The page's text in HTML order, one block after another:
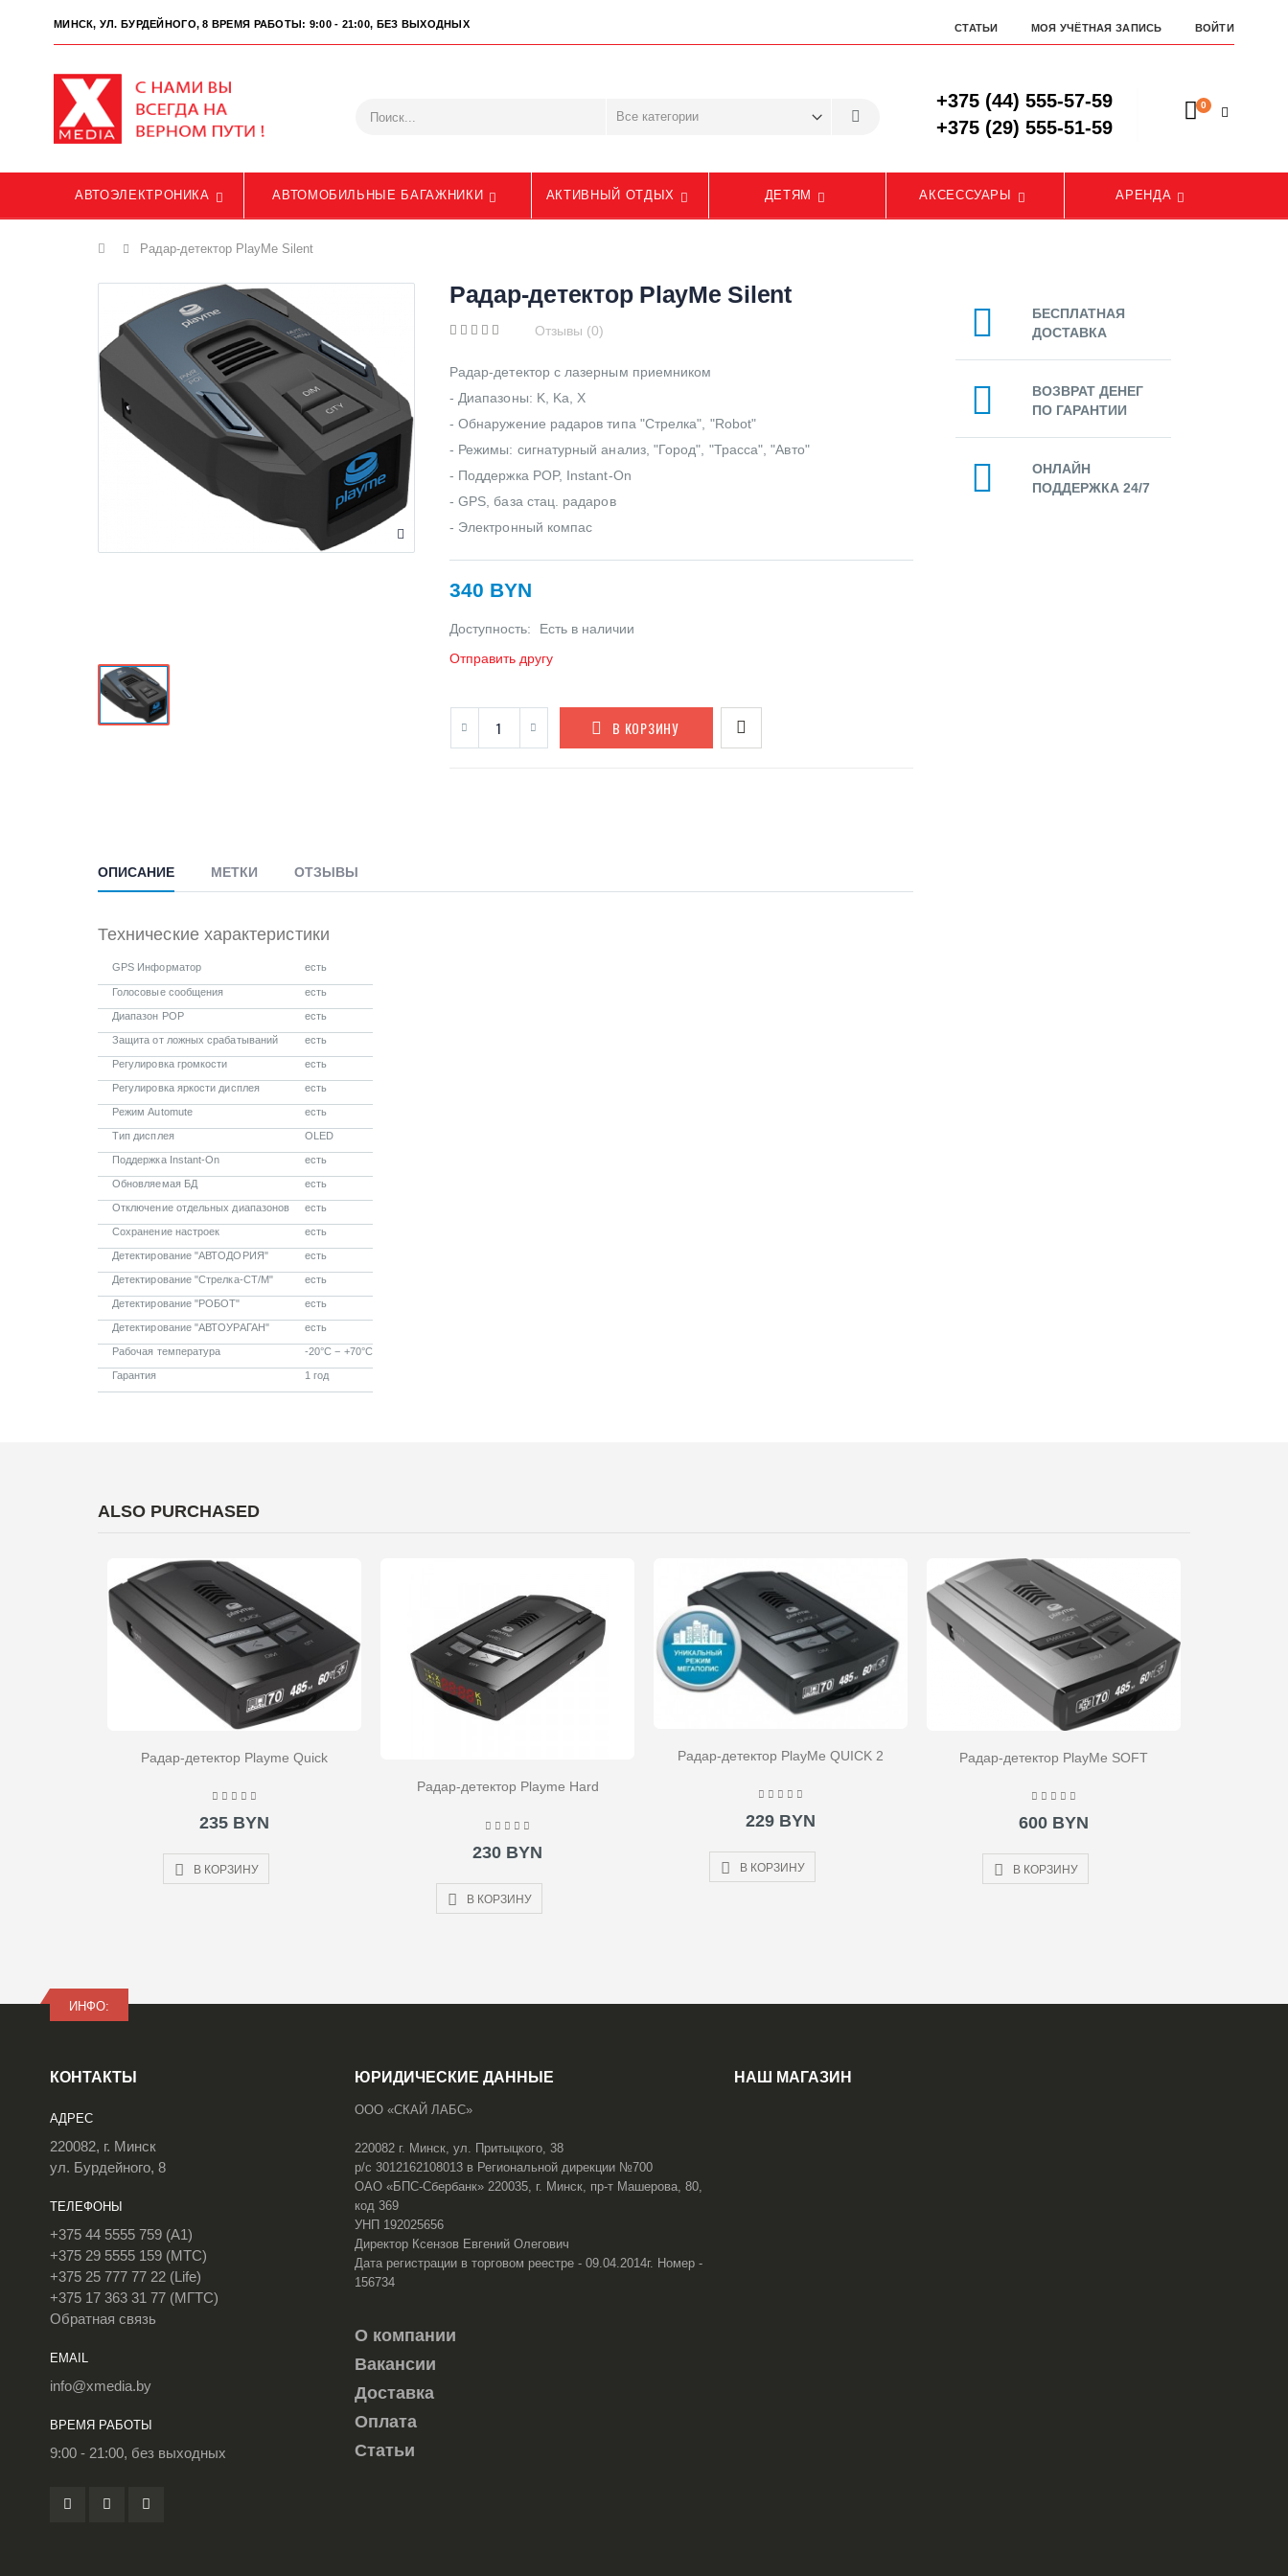
МИНСК, УЛ. БУРДЕЙНОГО, 8 ВРЕМЯ РАБОТЫ: 9:00 - 21:00, БЕЗ ВЫХОДНЫХ СТАТЬИ МОЯ УЧЁТНАЯ ЗАПИСЬ ВОЙТИ
+375 (44) 555-57-59
+375 (29) 555-51-59
0
АВТОЭЛЕКТРОНИКА АВТОМОБИЛЬНЫЕ БАГАЖНИКИ АКТИВНЫЙ ОТДЫХ ДЕТЯМ АКСЕССУАРЫ АРЕНДА
Главная
Радар-детектор PlayMe Silent
Радар-детектор PlayMe Silent
Отзывы (0)
Радар-детектор с лазерным приемником
- Диапазоны: K, Ka, X
- Обнаружение радаров типа "Стрелка", "Robot"
- Режимы: сигнатурный анализ, "Город", "Трасса", "Авто"
- Поддержка POP, Instant-On
- GPS, база стац. радаров
- Электронный компас
340 BYN
Доступность:
Есть в наличии
Отправить другу
В КОРЗИНУ
ОПИСАНИЕ МЕТКИ ОТЗЫВЫ
Технические характеристики
GPS Информатор есть
Голосовые сообщения есть
Диапазон POP есть
Защита от ложных срабатываний есть
Регулировка громкости есть
Регулировка яркости дисплея есть
Режим Automute есть
Тип дисплея OLED
Поддержка Instant-On есть
Обновляемая БД есть
Отключение отдельных диапазонов есть
Сохранение настроек есть
Детектирование "АВТОДОРИЯ" есть
Детектирование "Стрелка-СТ/М" есть
Детектирование "РОБОТ" есть
Детектирование "АВТОУРАГАН" есть
Рабочая температура -20°C − +70°C
Гарантия 1 год
БЕСПЛАТНАЯ
ДОСТАВКА
ВОЗВРАТ ДЕНЕГ
ПО ГАРАНТИИ
ОНЛАЙН
ПОДДЕРЖКА 24/7
ALSO PURCHASED
Радар-детектор Playme Quick
235 BYN
В КОРЗИНУ
Радар-детектор Playme Hard
230 BYN
В КОРЗИНУ
Радар-детектор PlayMe QUICK 2
229 BYN
В КОРЗИНУ
Радар-детектор PlayMe SOFT
600 BYN
В КОРЗИНУ
ИНФО:
КОНТАКТЫ
АДРЕС
220082, г. Минск
ул. Бурдейного, 8
ТЕЛЕФОНЫ
+375 44 5555 759 (A1)
+375 29 5555 159 (МТС)
+375 25 777 77 22 (Life)
+375 17 363 31 77 (МГТС)
Обратная связь
EMAIL
info@xmedia.by
ВРЕМЯ РАБОТЫ
9:00 - 21:00, без выходных
ЮРИДИЧЕСКИЕ ДАННЫЕ
ООО «СКАЙ ЛАБС»
220082 г. Минск, ул. Притыцкого, 38
р/с 3012162108013 в Региональной дирекции №700
ОАО «БПС-Сбербанк» 220035, г. Минск, пр-т Машерова, 80,
код 369
УНП 192025656
Директор Ксензов Евгений Олегович
Дата регистрации в торговом реестре - 09.04.2014г. Номер -
156734
О компании
Вакансии
Доставка
Оплата
Статьи
НАШ МАГАЗИН